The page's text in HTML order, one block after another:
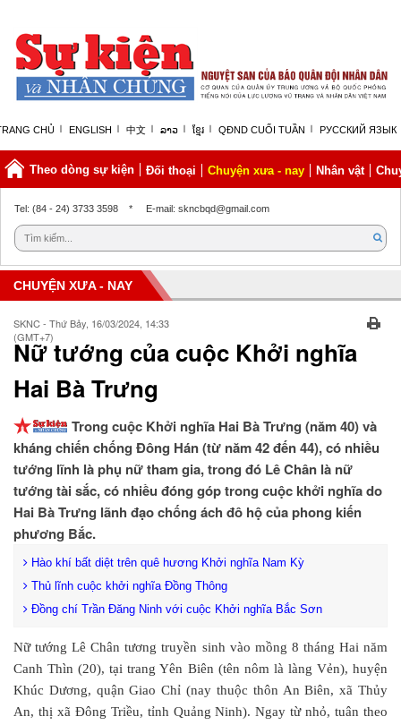
CHỦ ENGLISH 中文 ລາວ ខ្មែរ QĐND CUỐI TUẦN РУССКИЙ ЯЗЫК
Theo dòng sự kiện Đối thoại Chuyện xưa - nay Nhân vật
Thứ bảy, 08/08/2026 | 06:59 GMT+7
Tel: (84 - 24) 3733 3598 * E-mail: skncbqd@gmail.com
CHUYỆN XƯA - NAY
SKNC - Thứ Bảy, 16/03/2024, 14:33
(GMT+7)
Nữ tướng của cuộc Khởi nghĩa
Hai Bà Trưng
Trong cuộc Khởi nghĩa Hai Bà Trưng (năm 40) và
kháng chiến chống Đông Hán (từ năm 42 đến 44), có nhiều
tướng lĩnh là phụ nữ tham gia, trong đó Lê Chân là nữ
tướng tài sắc, có nhiều đóng góp trong cuộc khởi nghĩa do
Hai Bà Trưng lãnh đạo chống ách đô hộ của phong kiến
phương Bắc.
Hào khí bất diệt trên quê hương Khởi nghĩa Nam Kỳ
Thủ lĩnh cuộc khởi nghĩa Đồng Thông
Đồng chí Trần Đăng Ninh với cuộc Khởi nghĩa Bắc Sơn
Nữ tướng Lê Chân tương truyền sinh vào mồng 8 tháng Hai năm
Canh Thìn (20), tại trang Yên Biên (tên nôm là làng Vẻn), huyện
Khúc Dương, quận Giao Chỉ (nay thuộc thôn An Biên, xã Thủy
An, thị xã Đông Triều, tỉnh Quảng Ninh). Ngay từ nhỏ, tuân theo